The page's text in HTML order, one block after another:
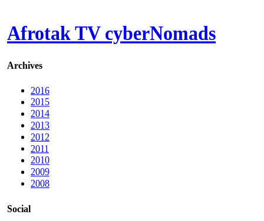
Afrotak TV cyberNomads
Archives
2016
2015
2014
2013
2012
2011
2010
2009
2008
Social